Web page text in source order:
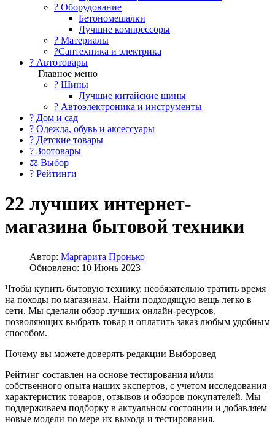
?️ Оборудование
Бетономешалки
Лучшие компрессоры
? Материалы
?Сантехника и электрика
? Автотовары
Главное меню
? Шины
Лучшие китайские шины
? Автоэлектроника и инструменты
? Дом и сад
? Одежда, обувь и аксессуары
? Детские товары
? Зоотовары
⚖ Выбор
? Рейтинги
22 лучших интернет-
магазина бытовой техники
Автор: Маргарита Пронько
Обновлено: 10 Июнь 2023
Чтобы купить бытовую технику, необязательно тратить время
на походы по магазинам. Найти подходящую вещь легко в
сети. Мы сделали обзор лучших онлайн-ресурсов,
позволяющих выбрать товар и оплатить заказ любым удобным
способом.
Почему вы можете доверять редакции Выборовед
Рейтинг составлен на основе тестирования и/или
собственного опыта наших экспертов, с учетом исследования
характеристик товаров, отзывов и обзоров покупателей. Мы
поддерживаем подборку в актуальном состоянии и добавляем
новые модели по мере их выхода и тестирования.